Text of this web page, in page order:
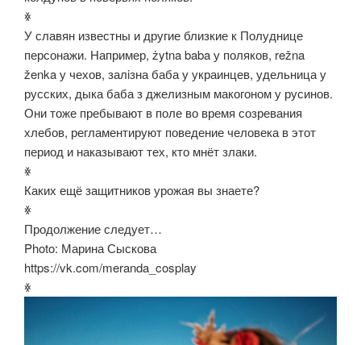
ꏍ
У славян известны и другие близкие к Полуднице
персонажи. Например, żytna baba у поляков, režna
ženka у чехов, залiзна баба у украинцев, удельница у
русских, дыка баба з джелизным макогоном у русинов.
Они тоже пребывают в поле во время созревания
хлебов, регламентируют поведение человека в этот
период и наказывают тех, кто мнёт злаки.
ꏍ
Каких ещё защитников урожая вы знаете?
ꏍ
Продолжение следует…
Photo: Марина Сыскова
https://vk.com/meranda_cosplay
ꏍ